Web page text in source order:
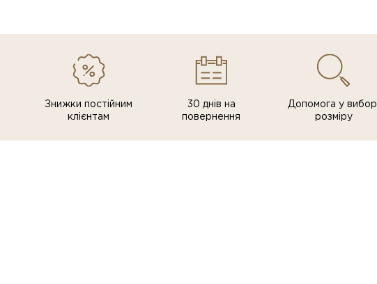
Знижки постiйним
клiєнтам
30 днів на
повернення
Допомога у виборі
розміру